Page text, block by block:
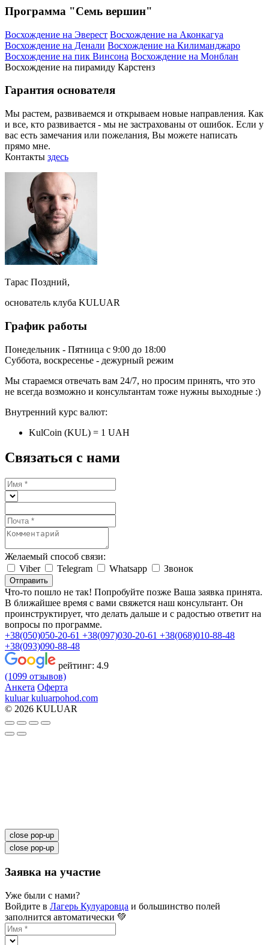
Программа "Семь вершин"
Восхождение на Эверест Восхождение на Аконкагуа
Восхождение на Денали Восхождение на Килиманджаро
Восхождение на пик Винсона Восхождение на Монблан
Восхождение на пирамиду Карстенз
Гарантия основателя
Мы растем, развиваемся и открываем новые направления. Как
и все, кто развивается - мы не застрахованы от ошибок. Если у
вас есть замечания или пожелания, Вы можете написать
прямо мне.
Контакты здесь
Тарас Поздний,
основатель клуба KULUAR
График работы
Понедельник - Пятница с 9:00 до 18:00
Суббота, воскресенье - дежурный режим
Мы стараемся отвечать вам 24/7, но просим принять, что это
не всегда возможно и консультантам тоже нужны выходные :)
Внутренний курс валют:
KulCoin (KUL) = 1 UAH
Связаться с нами
Желаемый способ связи:
Viber
Telegram Whatsapp Звонок
Отправить
Что-то пошло не так! Попробуйте позже Ваша заявка принята.
В ближайшее время с вами свяжется наш консультант. Он
проинструктирует, что делать дальше и с радостью ответит на
вопросы по программе.
+38(050)050-20-61 +38(097)030-20-61 +38(068)010-88-48
+38(093)090-88-48
рейтинг: 4.9
(1099 отзывов)
Анкета Оферта
kuluar kuluarpohod.com
© 2026 KULUAR
close pop-up
close pop-up
Заявка на участие
Уже были с нами?
Войдите в Лагерь Кулуаровца и большинство полей
заполнится автоматически 💚